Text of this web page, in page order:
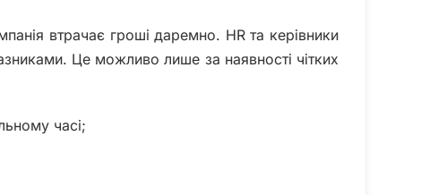
втрачає гроші даремно. HR та керівники
Це можливо лише за наявності чітких
часі;